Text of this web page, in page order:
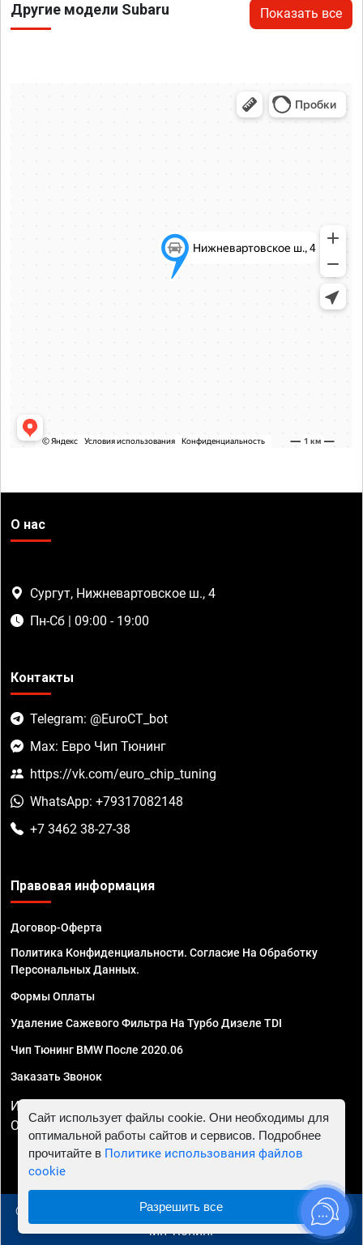
Другие модели Subaru Показать все
О нас
Сургут, Нижневартовское ш., 4
Пн-Сб | 09:00 - 19:00
Контакты
Telegram: @EuroCT_bot
Max: Евро Чип Тюнинг
https://vk.com/euro_chip_tuning
WhatsApp: +79317082148
+7 3462 38-27-38
Правовая информация
Договор-Оферта
Политика Конфиденциальности. Согласие На Обработку
Персональных Данных.
Формы Оплаты
Удаление Сажевого Фильтра На Турбо Дизеле TDI
Чип Тюнинг BMW После 2020.06
Заказать Звонок
ИП Смирнов Георгий Павлович. ИНН 781302555843,
ОГРНИП 324470400032610
© 2010 - 2026 Чип тюнинг в Сургуте - Автосервис "Евро
Чип Тюнинг"
Сайт использует файлы cookie. Они необходимы для
оптимальной работы сайтов и сервисов. Подробнее
прочитайте в Политике использования файлов
cookie
Разрешить все